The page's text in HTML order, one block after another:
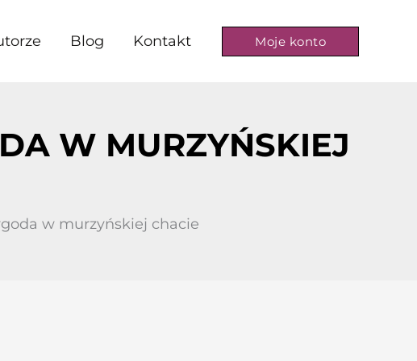
Blog Kontakt Moje konto
W MURZYŃSKIEJ
w murzyńskiej chacie